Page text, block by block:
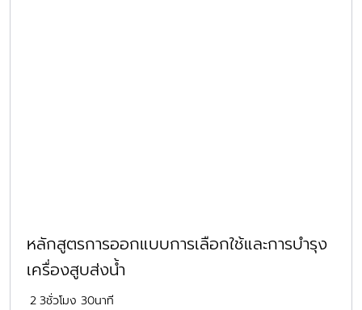
หลักสูตรการออกแบบการเลือกใช้และการบำรุง
เครื่องสูบส่งน้ำ
23ชั่วโมง 30นาที